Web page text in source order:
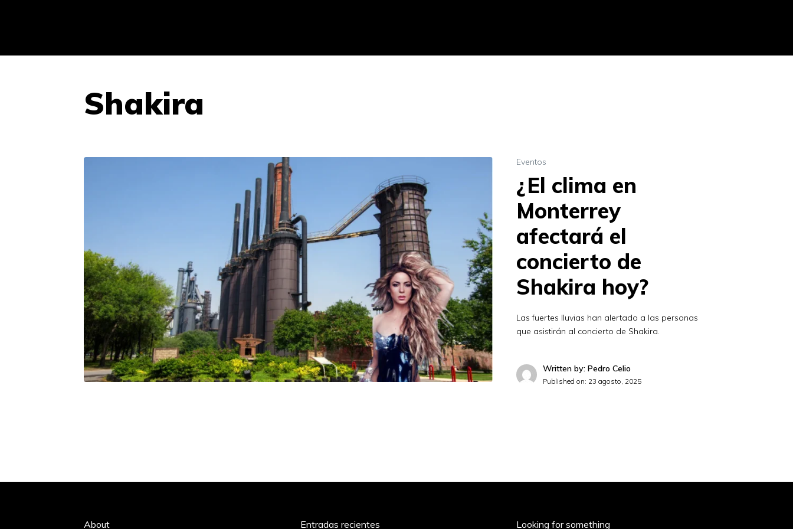
Shakira
Eventos
¿El clima en
Monterrey
afectará el
concierto de
Shakira hoy?
Las fuertes lluvias han alertado a las personas
que asistirán al concierto de Shakira.
Written by: Pedro Celio
Published on: 23 agosto, 2025
About Entradas recientes Looking for something